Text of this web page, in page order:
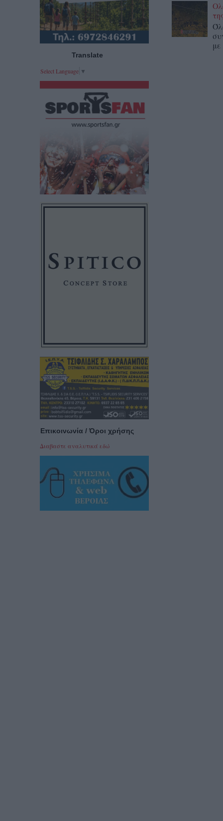
με
Translate
Select Language ▼
Επικοινωνία / Όροι χρήσης
Διαβαστε αναλυτικά εδώ